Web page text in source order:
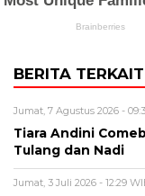
BERITA TERKAIT
Jumat, 7 Agustus 2026 -
Tiara Andini
Tulang dan Nadi
Jumat, 3 Juli 2026 - 12:29